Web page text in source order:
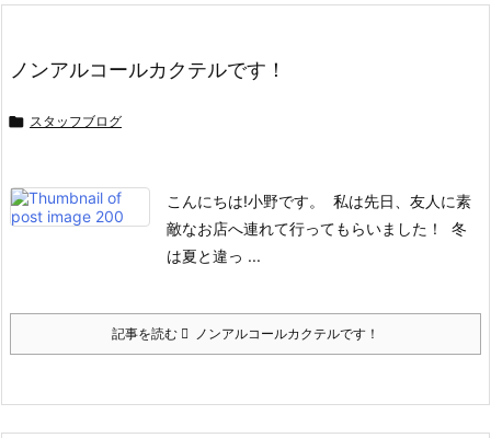
ノンアルコールカクテルです！
 スタッフブログ
こんにちは!小野です。
私は先日、友人に素
敵なお店へ連れて行ってもらいました！
冬
は夏と違っ ...
記事を読む ノンアルコールカクテルです！